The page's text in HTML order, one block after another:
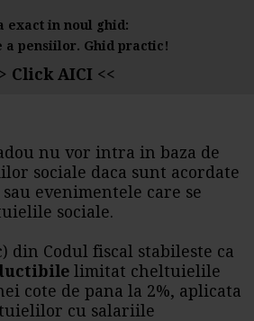
exact in noul ghid:
a pensiilor. Ghid practic!
Click AICI <<
nu vor intra in baza de
sociale daca sunt acordate
evenimentele care se
sociale.
din Codul fiscal stabileste ca
limitat cheltuielile
cote de pana la 2%, aplicata
cu salariile